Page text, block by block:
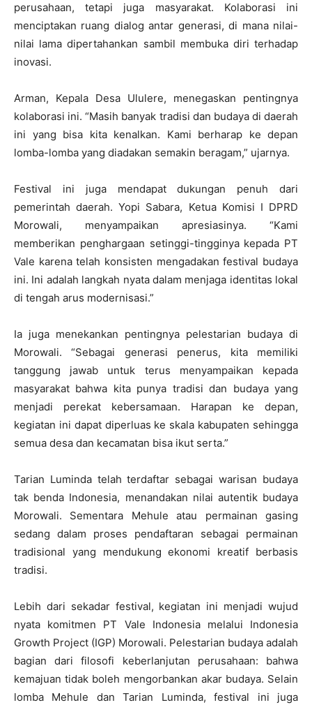
perusahaan, tetapi juga masyarakat. Kolaborasi ini
menciptakan ruang dialog antar generasi, di mana nilai-
nilai lama dipertahankan sambil membuka diri terhadap
inovasi.
Arman, Kepala Desa Ululere, menegaskan pentingnya
kolaborasi ini. “Masih banyak tradisi dan budaya di daerah
ini yang bisa kita kenalkan. Kami berharap ke depan
lomba-lomba yang diadakan semakin beragam,” ujarnya.
Festival ini juga mendapat dukungan penuh dari
pemerintah daerah. Yopi Sabara, Ketua Komisi I DPRD
Morowali, menyampaikan apresiasinya. “Kami
memberikan penghargaan setinggi-tingginya kepada PT
Vale karena telah konsisten mengadakan festival budaya
ini. Ini adalah langkah nyata dalam menjaga identitas lokal
di tengah arus modernisasi.”
Ia juga menekankan pentingnya pelestarian budaya di
Morowali. “Sebagai generasi penerus, kita memiliki
tanggung jawab untuk terus menyampaikan kepada
masyarakat bahwa kita punya tradisi dan budaya yang
menjadi perekat kebersamaan. Harapan ke depan,
kegiatan ini dapat diperluas ke skala kabupaten sehingga
semua desa dan kecamatan bisa ikut serta.”
Tarian Luminda telah terdaftar sebagai warisan budaya
tak benda Indonesia, menandakan nilai autentik budaya
Morowali. Sementara Mehule atau permainan gasing
sedang dalam proses pendaftaran sebagai permainan
tradisional yang mendukung ekonomi kreatif berbasis
tradisi.
Lebih dari sekadar festival, kegiatan ini menjadi wujud
nyata komitmen PT Vale Indonesia melalui Indonesia
Growth Project (IGP) Morowali. Pelestarian budaya adalah
bagian dari filosofi keberlanjutan perusahaan: bahwa
kemajuan tidak boleh mengorbankan akar budaya. Selain
lomba Mehule dan Tarian Luminda, festival ini juga